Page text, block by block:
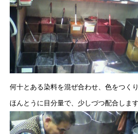
何十とある染料を混ぜ合わせ、色をつくり
ほんとうに目分量で、少しづつ配合します